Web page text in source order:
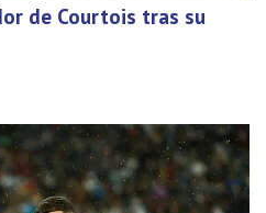
de Courtois tras su